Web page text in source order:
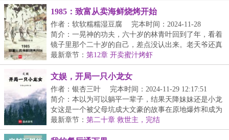
1985：致富从卖海鲜烧烤开始
作者：软软糯糯湿豆腐
完本时间：2024-11-28
23:57:35
简介：一晃神的功夫，六十岁的林青叶回到了年，看着
镜子里那个二十岁的自己，差点没认出来。老天爷还真
给...
最新章节： 第12章 开卖蜜汁烤虾
文娱，开局一只小龙女
作者：银杏三叶
完本时间：2024-11-29 12:17:51
简介：本以为可以躺平一辈子，结果天降妹妹还是小龙
女这是一个被父母坑成大文豪的故事在原地爆炸和成为
文...
最新章节： 第二十章 救世主，完结